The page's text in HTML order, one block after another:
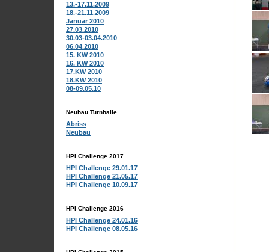
13.-17.11.2009
18.-21.11.2009
Januar 2010
27.03.2010
30.03-03.04.2010
06.04.2010
15. KW 2010
16. KW 2010
17.KW 2010
18.KW 2010
08-09.05.10
Neubau Turnhalle
Abriss
Neubau
HPI Challenge 2017
HPI Challenge 29.01.17
HPI Challenge 21.05.17
HPI Challenge 10.09.17
HPI Challenge 2016
HPI Challenge 24.01.16
HPI Challenge 08.05.16